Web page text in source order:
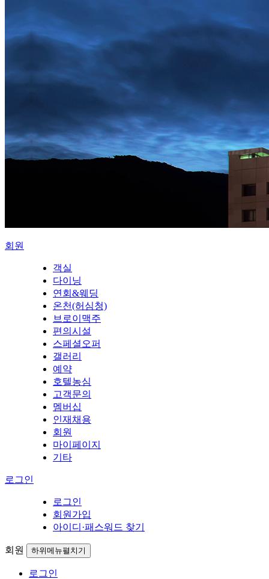
회원
객실
다이닝
연회&웨딩
온천(허심청)
브로이맥주
편의시설
스페셜오퍼
갤러리
예약
호텔농심
고객문의
멤버십
인재채용
회원
마이페이지
기타
로그인
로그인
회원가입
아이디·패스워드 찾기
회원 하위메뉴펼치기
로그인